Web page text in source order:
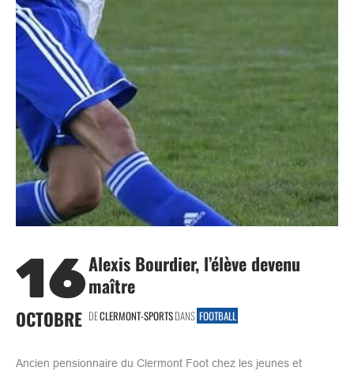
16
OCTOBRE
Alexis Bourdier, l’élève devenu
maître
DECLERMONT-SPORTSDANS FOOTBALL
Ancien pensionnaire du Clermont Foot chez les jeunes et